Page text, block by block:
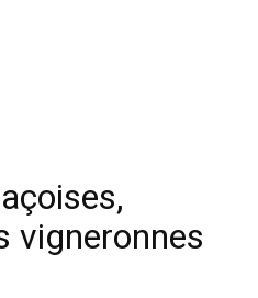
vigneronnes